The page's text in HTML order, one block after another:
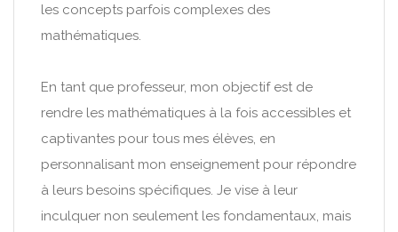
les concepts parfois complexes des
mathématiques.
En tant que professeur, mon objectif est de
rendre les mathématiques à la fois accessibles et
captivantes pour tous mes élèves, en
personnalisant mon enseignement pour répondre
à leurs besoins spécifiques. Je vise à leur
inculquer non seulement les fondamentaux, mais